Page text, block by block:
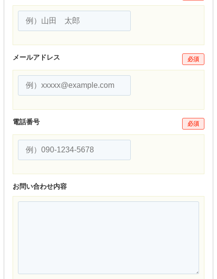
メールアドレス 必須
電話番号 必須
お問い合わせ内容